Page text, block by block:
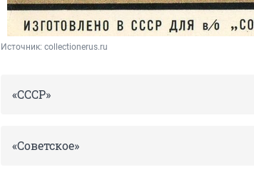
Источник: collectionerus.ru
«СССР»
«Советское»